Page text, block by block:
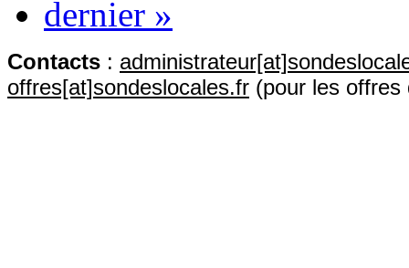
dernier »
Contacts :
offres[at]sondeslocales.fr (pour les offres